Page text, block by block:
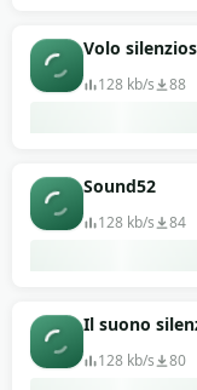
Volo
128 kb/s 88
Sound52
128 kb/s 84
Il suono
128 kb/s 80